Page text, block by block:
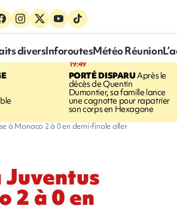
diversInforoutesMétéo Réunion
19:49
PORTÉ DISPARUAprès le
décès de Quentin
Dumontier, sa famille lance
une cagnotte pour rapatrier
son corps en Hexagone
à Monaco 2 à 0 en demi-finale aller
Juventus
2 à 0 en